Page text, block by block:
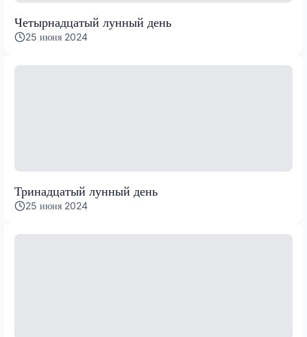
Четырнадцатый лунный день
25 июня 2024
Тринадцатый лунный день
25 июня 2024